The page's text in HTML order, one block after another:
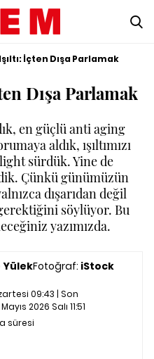
İçten Dışa Parlamak
Dışa Parlamak
en güçlü anti aging
aldık, ışıltımızı
sürdük. Yine de
Çünkü günümüzün
dışarıdan değil
söylüyor. Bu
yazımızda.
YülekFotoğraf: iStock
09:43 | Son
Mayıs 2026 Salı 11:51
süresi